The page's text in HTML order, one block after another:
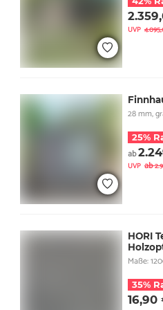
UVP
28 mm,
25%
ab
UVP ab
HORI
Maße:
35%
16,90